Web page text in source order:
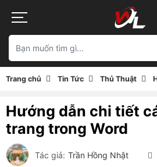
Trang chủ Tin Tức Thủ Thuật
Hướng dẫn chi tiết
trang trong Word
Tác giả: Trần Hồng Nhật